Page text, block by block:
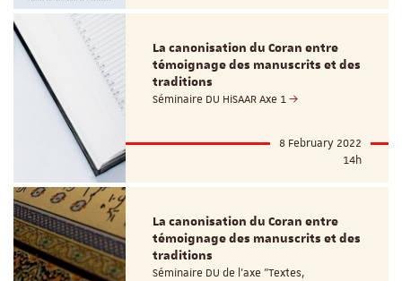
La canonisation du Coran entre
témoignage des manuscrits et des
traditions
Séminaire DU HiSAAR Axe 1
8 February 2022
14h
La canonisation du Coran entre
témoignage des manuscrits et des
traditions
Séminaire DU de l'axe "Textes,